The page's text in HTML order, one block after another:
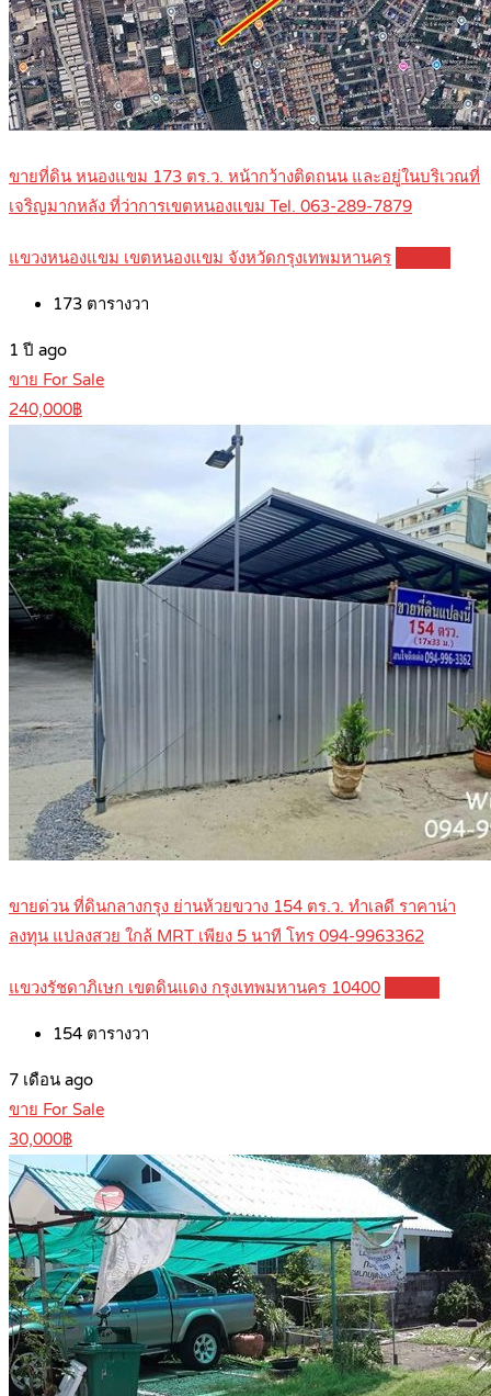
ขายที่ดิน หนองแขม 173 ตร.ว. หน้ากว้างติดถนน และอยู่ในบริเวณที่
เจริญมากหลัง ที่ว่าการเขตหนองแขม Tel. 063-289-7879
แขวงหนองแขม เขตหนองแขม จังหวัดกรุงเทพมหานคร
173 ตารางวา
1 ปี ago
ขาย For Sale
240,000฿
ขายด่วน ที่ดินกลางกรุง ย่านห้วยขวาง 154 ตร.ว. ทำเลดี ราคาน่า
ลงทุน แปลงสวย ใกล้ MRT เพียง 5 นาที โทร 094-9963362
แขวงรัชดาภิเษก เขตดินแดง กรุงเทพมหานคร 10400
154 ตารางวา
7 เดือน ago
ขาย For Sale
30,000฿